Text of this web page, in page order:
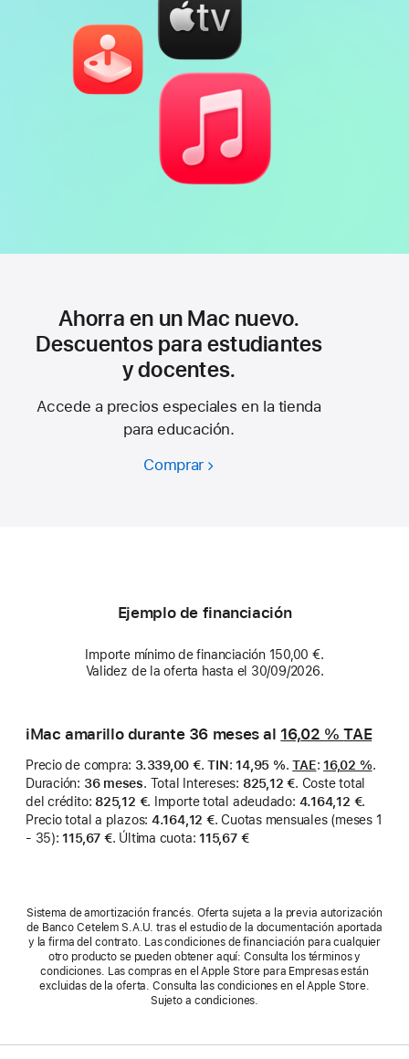
Ahorra en un Mac nuevo.
Descuentos para estudiantes
y docentes.
Accede a precios especiales en la tienda
para educación.
ComprarAhorra
estudiantes
y
docentes.
Ejemplo de financiación
Importe mínimo de financiación 150,00 €.
Validez de la oferta hasta el 30/09/2026.
iMac amarillo durante 36 meses al 16,02 %TAE
Precio de compra: 3.339,00 €.TIN: 14,95 %.TAE: 16,02 %.
Duración: 36 meses. Total Intereses: 825,12 €. Coste total
del crédito: 825,12 €. Importe total adeudado: 4.164,12 €.
Precio total a plazos: 4.164,12 €.Cuotas mensuales (meses 1
- 35): 115,67 €. Última cuota: 115,67 €
Sistema de amortización francés. Oferta sujeta a la previa autorización
de Banco Cetelem S.A.U. tras el estudio de la documentación aportada
y la firma del contrato. Las condiciones de financiación para cualquier
otro producto se pueden obtener aquí: Consulta los términos y
condiciones. Las compras en el Apple Store para Empresas están
excluidas de la oferta. Consulta las condiciones en el Apple Store.
Sujeto a condiciones.